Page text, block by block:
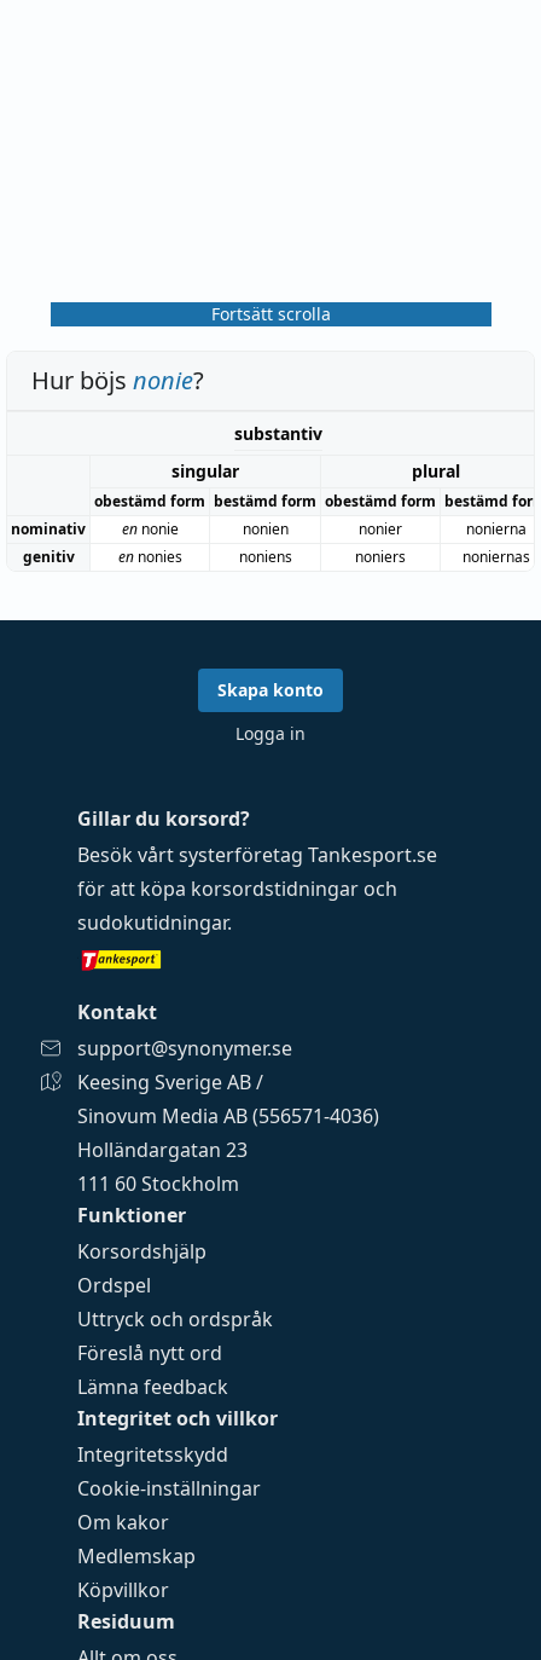
Fortsätt scrolla
Hur böjs nonie?
substantiv
singular
plural
obestämd form bestämd form obestämd form bestämd
nominativ
ennonie nonien nonier
nonierna
genitiv
ennonies noniens noniers noniernas
Funktioner
Korsordshjälp
Ordspel
Uttryck och ordspråk
Föreslå nytt ord
Lämna feedback
Integritet och villkor
Integritetsskydd
Cookie-inställningar
Om kakor
Medlemskap
Köpvillkor
Residuum
Gillar du korsord?
Besök vårt systerföretag Tankesport.se
för att köpa korsordstidningar och
sudokutidningar.
Kontakt
support@synonymer.se
Keesing Sverige AB /
Sinovum Media AB (556571-4036)
Holländargatan 23
111 60 Stockholm
Skapa konto
Logga in